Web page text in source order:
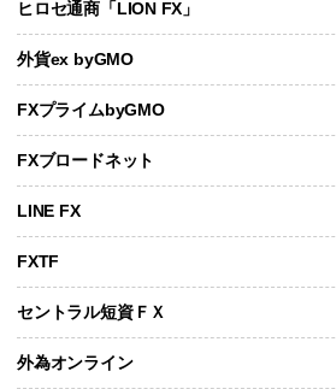
ヒロセ通商「LION FX」
外貨ex byGMO
FXプライムbyGMO
FXブロードネット
LINE FX
FXTF
セントラル短資ＦＸ
外為オンライン